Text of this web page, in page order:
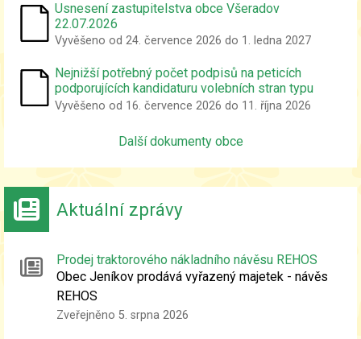
Usnesení zastupitelstva obce Všeradov
22.07.2026
Vyvěšeno od 24. července 2026 do 1. ledna 2027
Nejnižší potřebný počet podpisů na peticích
podporujících kandidaturu volebních stran typu
nezávislý kandidát a sdružení nezávislých
Vyvěšeno od 16. července 2026 do 11. října 2026
Další dokumenty obce
Aktuální zprávy
Prodej traktorového nákladního návěsu REHOS
Obec Jeníkov prodává vyřazený majetek - návěs
REHOS
Zveřejněno 5. srpna 2026